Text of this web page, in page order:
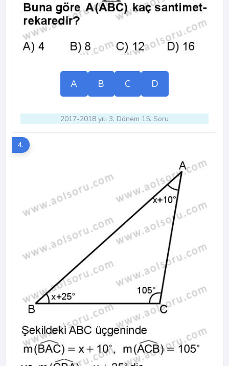
A B C D
2017-2018 yılı 3. Dönem 15. Soru
4.